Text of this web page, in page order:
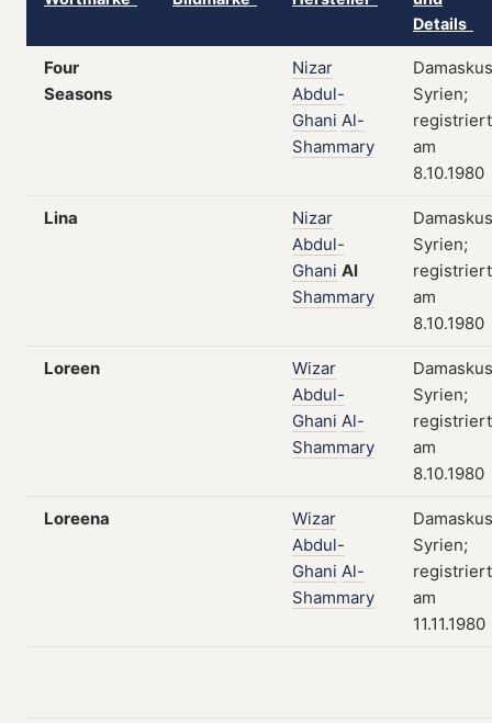
Details
Four
Seasons
Nizar
Abdul-
Ghani Al-
Shammary
Syrien;
registriert
am
8.10.1980
Lina
Nizar
Abdul-
Ghani Al
Shammary
Syrien;
registriert
am
8.10.1980
Loreen
Wizar
Abdul-
Ghani Al-
Shammary
Syrien;
registriert
am
8.10.1980
Loreena
Wizar
Abdul-
Ghani Al-
Shammary
Syrien;
registriert
am
11.11.1980